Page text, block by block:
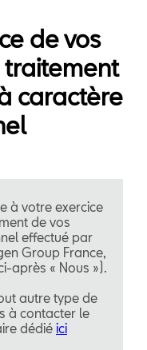
de vos
caractère
à votre exercice
de vos
effectué par
Group France,
après « Nous »).
autre type de
à contacter le
dédié ici